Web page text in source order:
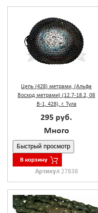
Цепь (428) метрами, (Альфа
Восход метрами) (12.7-18.2, 08
В-1, 428), г. Тула
295 руб.
Много
Быстрый просмотр
В корзину
Артикул 27838